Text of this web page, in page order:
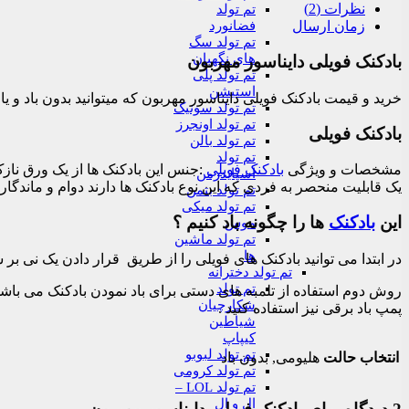
تم تولد
فضانورد
تم تولد سگ
های نگهبان
تم تولد پلی
استیشن
تم تولد سونیک
تم تولد اونجرز
تم تولد بالن
تم تولد
اسپایدرمن
تم تولد بتمن
تم تولد میکی
موس
تم تولد ماشین
ها
تم تولد دخترانه
تم تولد
شکارچیان
شیاطین
کیپاپ
تم تولد لبوبو
تم تولد کرومی
تم تولد LOL –
ال و ال
نظرات (2)
زمان ارسال
بادکنک فویلی دایناسور مهربون
خرید و قیمت بادکنک فویلی دایناسور مهربون که میتوانید بدون باد
بادکنک فویلی
مشخصات و ویژگی بادکنک فویلی :جنس این بادکنک ها از یک ورق
یک قابلیت منحصر به فردی که این نوع بادکنک ها دارند دوام و
این بادکنک ها را چگونه باد کنیم ؟
در ابتدا می توانید بادکنک های فویلی را از طریق قرار دادن یک نی
روش دوم استفاده از تلمبه های دستی برای باد نمودن بادکنک می باشد
پمپ باد برقی نیز استفاده کنید .
انتخاب حالت هلیومی, بدون باد